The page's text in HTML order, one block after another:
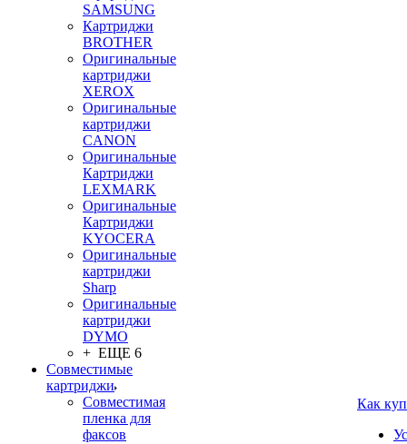
SAMSUNG
Картриджи
BROTHER
Оригинальные
картриджи
XEROX
Оригинальные
картриджи
CANON
Оригинальные
Картриджи
LEXMARK
Оригинальные
Картриджи
KYOCERA
Оригинальные
картриджи
Sharp
Оригинальные
картриджи
DYMO
+ ЕЩЕ 6
Совместимые
картриджи
Совместимая
пленка для
факсов
Как